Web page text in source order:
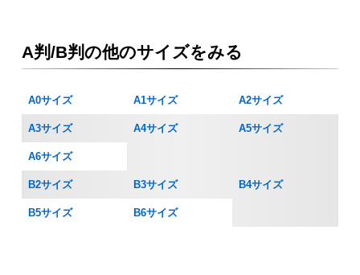
A判/B判の他のサイズをみる
A0サイズ A1サイズ A2サイズ
A3サイズ A4サイズ A5サイズ
A6サイズ
B2サイズ B3サイズ B4サイズ
B5サイズ B6サイズ